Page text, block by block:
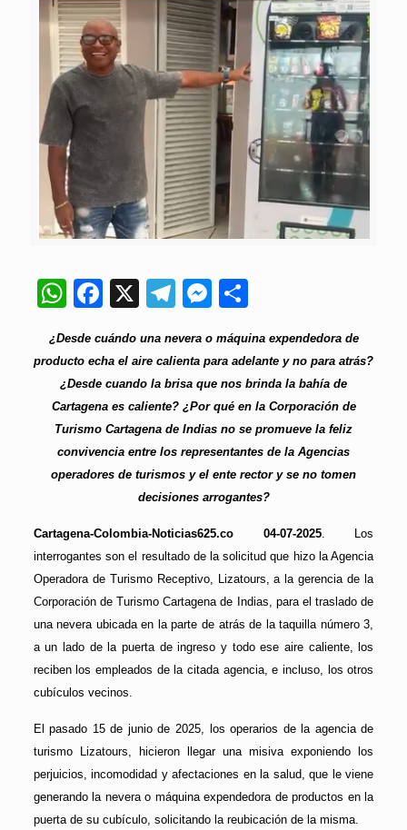
WhatsApp
Facebook
X Telegram
Messenger
¿Desde cuándo una nevera o máquina expendedora de
producto echa el aire calienta para adelante y no para atrás?
¿Desde cuando la brisa que nos brinda la bahía de
Cartagena es caliente? ¿Por qué en la Corporación de
Turismo Cartagena de Indias no se promueve la feliz
convivencia entre los representantes de la Agencias
operadores de turismos y el ente rector y se no tomen
decisiones arrogantes?
Cartagena-Colombia-Noticias625.co 04-07-2025. Los
interrogantes son el resultado de la solicitud que hizo la Agencia
Operadora de Turismo Receptivo, Lizatours, a la gerencia de la
Corporación de Turismo Cartagena de Indias, para el traslado de
una nevera ubicada en la parte de atrás de la taquilla número 3,
a un lado de la puerta de ingreso y todo ese aire caliente, los
reciben los empleados de la citada agencia, e incluso, los otros
cubículos vecinos.
El pasado 15 de junio de 2025, los operarios de la agencia de
turismo Lizatours, hicieron llegar una misiva exponiendo los
perjuicios, incomodidad y afectaciones en la salud, que le viene
generando la nevera o máquina expendedora de productos en la
puerta de su cubículo, solicitando la reubicación de la misma.